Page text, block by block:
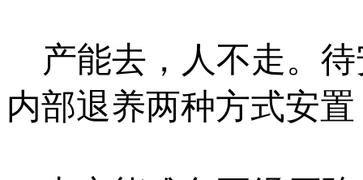
产能去，人不走。待
内部退养两种方式安置